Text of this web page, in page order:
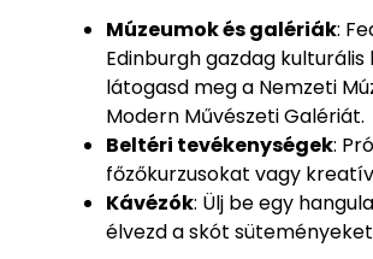
Múzeumok és galériák:
Edinburgh gazdag
látogasd meg a Nemzeti
Modern Művészeti Galériát.
Beltéri tevékenységek:
főzőkurzusokat vagy
Kávézók: Ülj be egy
élvezd a skót